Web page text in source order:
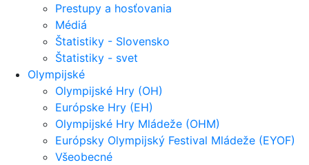
Prestupy a hosťovania
Médiá
Štatistiky - Slovensko
Štatistiky - svet
Olympijské
Olympijské Hry (OH)
Európske Hry (EH)
Olympijské Hry Mládeže (OHM)
Európsky Olympijský Festival Mládeže (EYOF)
Všeobecné